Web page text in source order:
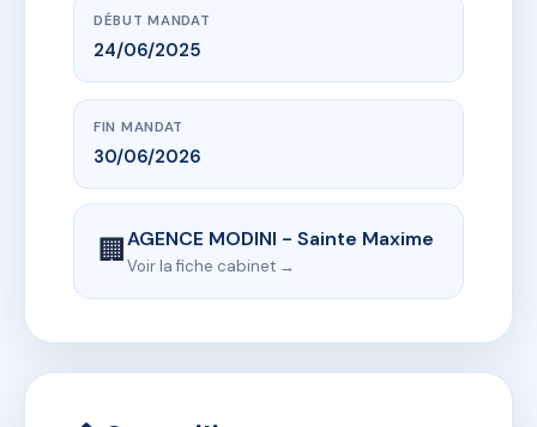
DÉBUT MANDAT
24/06/2025
FIN MANDAT
30/06/2026
🏢AGENCE MODINI - Sainte Maxime
Voir la fiche cabinet →